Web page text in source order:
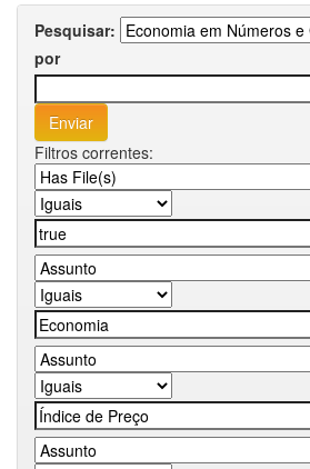
Pesquisar:
por
Filtros correntes: